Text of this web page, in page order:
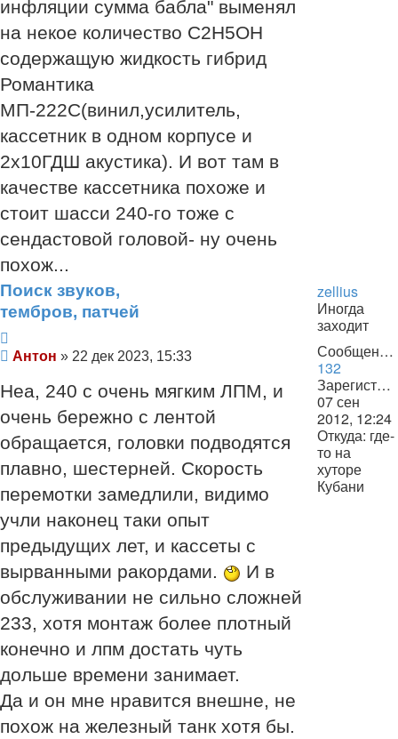
инфляции сумма бабла" выменял
на некое количество C2H5OH
содержащую жидкость гибрид
Романтика
МП-222С(винил,усилитель,
кассетник в одном корпусе и
2х10ГДШ акустика). И вот там в
качестве кассетника похоже и
стоит шасси 240-го тоже с
сендастовой головой- ну очень
похож...
Поиск звуков,
тембров, патчей
Сообщение
Антон » 22 дек 2023, 15:33
Неа, 240 с очень мягким ЛПМ, и
очень бережно с лентой
обращается, головки подводятся
плавно, шестерней. Скорость
перемотки замедлили, видимо
учли наконец таки опыт
предыдущих лет, и кассеты с
вырванными ракордами.
И в
обслуживании не сильно сложней
233, хотя монтаж более плотный
конечно и лпм достать чуть
дольше времени занимает.
Да и он мне нравится внешне, не
похож на железный танк хотя бы.
zellius
Иногда
заходит
Сообщения:
132
Зарегистрирован:
07 сен
2012, 12:24
Откуда: где-
то на
хуторе
Кубани